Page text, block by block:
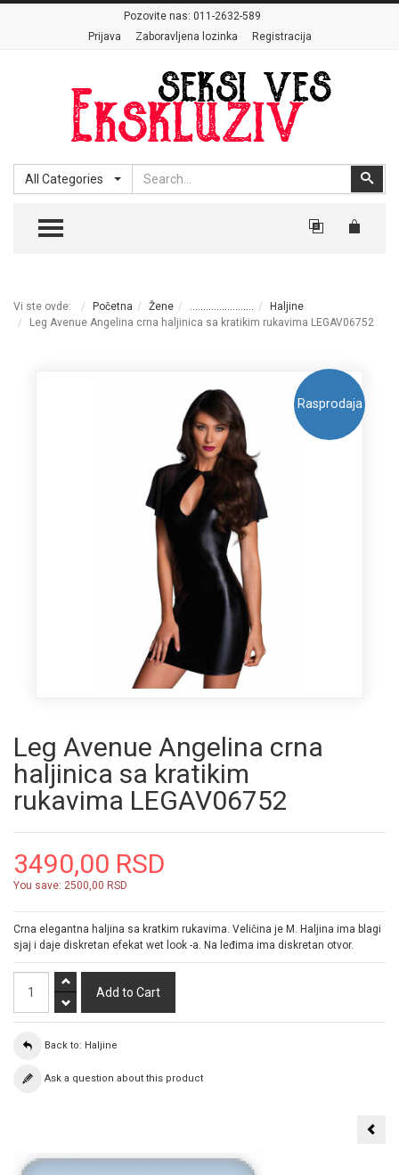
Pozovite nas: 011-2632-589
Prijava
Zaboravljena lozinka Registracija
All Categories
Search
TOGGLE MENU
Vi ste ovde: Početna Žene ........................
Haljine
Leg Avenue Angelina crna haljinica sa kratikim rukavima LEGAV06752
Rasprodaja
Leg Avenue Angelina crna
haljinica sa kratikim
rukavima LEGAV06752
3490,00 RSD
You save: 2500,00 RSD
Crna elegantna haljina sa kratkim rukavima. Veličina je M. Haljina ima blagi
sjaj i daje diskretan efekat wet look -a. Na leđima ima diskretan otvor.
Back to: Haljine
Ask a question about this product